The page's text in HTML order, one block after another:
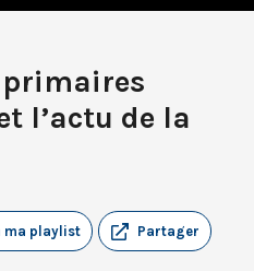
primaires
l’actu de la
Partager
ma playlist